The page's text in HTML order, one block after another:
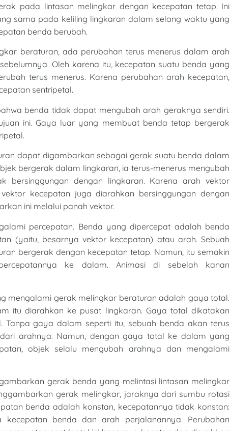
pada lintasan melingkar dengan kecepatan tetap. Ini
sama pada keliling lingkaran dalam selang waktu yang
benda berubah.
beraturan, ada perubahan terus menerus dalam arah
Oleh karena itu, kecepatan suatu benda yang
terus menerus. Karena perubahan arah kecepatan,
sentripetal.
benda tidak dapat mengubah arah geraknya sendiri.
ini. Gaya luar yang membuat benda tetap bergerak
dapat digambarkan sebagai gerak suatu benda dalam
bergerak dalam lingkaran, ia terus-menerus mengubah
bersinggungan dengan lingkaran. Karena arah vektor
kecepatan juga diarahkan bersinggungan dengan
ini melalui panah vektor.
percepatan. Benda yang dipercepat adalah benda
(yaitu, besarnya vektor kecepatan) atau arah. Sebuah
bergerak dengan kecepatan tetap. Namun, itu semakin
ke dalam. Animasi di sebelah kanan
mengalami gerak melingkar beraturan adalah gaya total.
itu diarahkan ke pusat lingkaran. Gaya total dikatakan
gaya dalam seperti itu, sebuah benda akan terus
arahnya. Namun, dengan gaya total ke dalam yang
objek selalu mengubah arahnya dan mengalami
gerak benda yang melintasi lintasan melingkar
gerak melingkar, jaraknya dari sumbu rotasi
benda adalah konstan, kecepatannya tidak konstan:
benda dan arah perjalanannya. Perubahan